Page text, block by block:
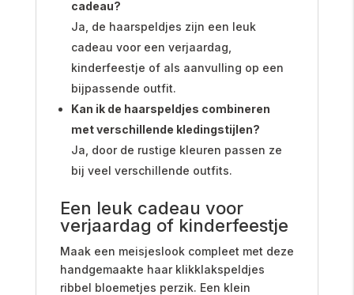
cadeau?
Ja, de haarspeldjes zijn een leuk
cadeau voor een verjaardag,
kinderfeestje of als aanvulling op een
bijpassende outfit.
Kan ik de haarspeldjes combineren
met verschillende kledingstijlen?
Ja, door de rustige kleuren passen ze
bij veel verschillende outfits.
Een leuk cadeau voor
verjaardag of kinderfeestje
Maak een meisjeslook compleet met deze
handgemaakte haar klikklakspeldjes
ribbel bloemetjes perzik. Een klein